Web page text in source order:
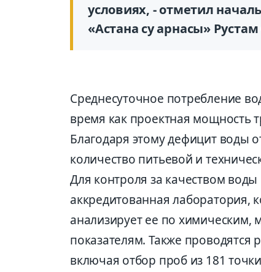
условиях, - отметил
«Астана су арнасы»
Среднесуточное потребление
время как проектная мощность
Благодаря этому дефицит воды
количество питьевой и
Для контроля за качеством
аккредитованная лаборатория,
анализирует ее по химическим,
показателям. Также проводятся
включая отбор проб из 181